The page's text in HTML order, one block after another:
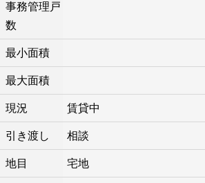
事務管理戸
数
最小面積
最大面積
現況 賃貸中
引き渡し 相談
地目 宅地